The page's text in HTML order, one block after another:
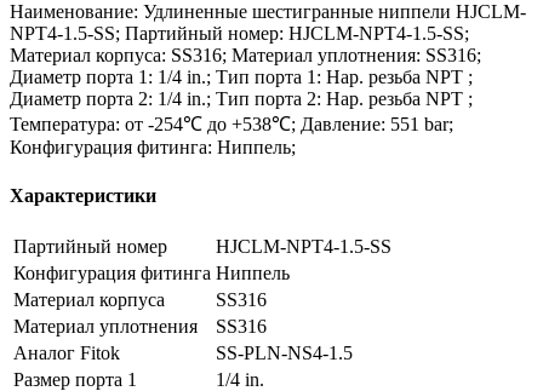
Наименование: Удлиненные шестигранные ниппели HJCLM-
NPT4-1.5-SS; Партийный номер: HJCLM-NPT4-1.5-SS;
Материал корпуса: SS316; Материал уплотнения: SS316;
Диаметр порта 1: 1/4 in.; Тип порта 1: Нар. резьба NPT ;
Диаметр порта 2: 1/4 in.; Тип порта 2: Нар. резьба NPT ;
Температура: от -254℃ до +538℃; Давление: 551 bar;
Конфигурация фитинга: Ниппель;
Характеристики
Партийный номер
HJCLM-NPT4-1.5-SS
Конфигурация фитинга Ниппель
Материал корпуса
SS316
Материал уплотнения
SS316
Аналог Fitok
SS-PLN-NS4-1.5
Размер порта 1
1/4 in.